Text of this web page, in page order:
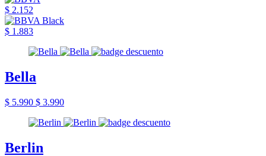
$ 2.152
$ 1.883
Bella
$ 5.990 $ 3.990
Berlin